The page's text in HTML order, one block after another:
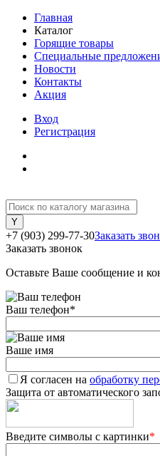
Главная
Каталог
Горящие товары
Специальные
Новости
Контакты
Акция
Вход
Регистрация
+7 (903) 299-77-30Заказать
Заказать звонок
Оставьте Ваше сообщение и
Ваш телефон*
Ваше имя
Я согласен на обработку
Защита от автоматического
Введите символы с картинки*